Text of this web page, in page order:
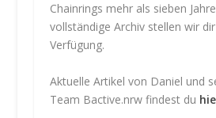
Chainrings mehr als sieben
vollständige Archiv stellen wir
Verfügung.
Aktuelle Artikel von Daniel und
Team Bactive.nrw findest du